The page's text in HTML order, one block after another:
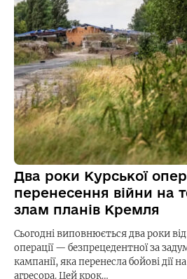
Два роки Курської
перенесення війни на
злам планів Кремля
Сьогодні виповнюється два роки
операції — безпрецедентної за
кампанії, яка перенесла бойові дії
агресора. Цей крок…